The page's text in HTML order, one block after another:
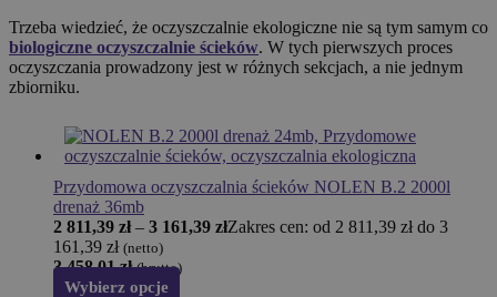
Trzeba wiedzieć, że oczyszczalnie ekologiczne nie są tym samym co
biologiczne oczyszczalnie ścieków. W tych pierwszych proces
oczyszczania prowadzony jest w różnych sekcjach, a nie jednym
zbiorniku.
Przydomowa oczyszczalnia ścieków NOLEN B.2 2000l
drenaż 36mb
2 811,39 zł – 3 161,39 złZakres cen: od 2 811,39 zł do 3
161,39 zł (netto)
3 458,01zł (brutto)
Wybierz opcje